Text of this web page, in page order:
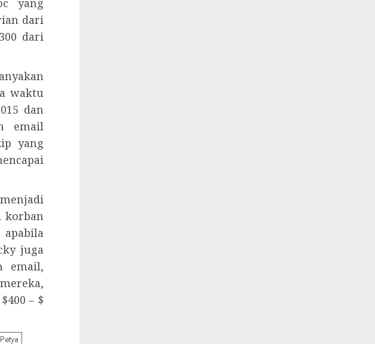
yang
dari
dari
waktu
dan
email
yang
korban
apabila
juga
email,
– $